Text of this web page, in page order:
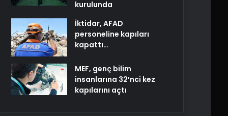
kurulunda
İktidar, AFAD
personeline kapıları
kapattı…
MEF, genç bilim
insanlarına 32’nci kez
kapılarını açtı